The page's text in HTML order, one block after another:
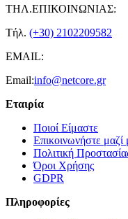
ΤΗΛ.ΕΠΙΚΟΙΝΩΝΙΑΣ:
Τήλ. (+30) 2102209582
EMAIL:
Email:info@netcore.gr
Εταιρία
Ποιοί Είμαστε
Επικοινωνήστε μαζί
Πολιτική
Όροι Χρήσης
GDPR
Πληροφορίες